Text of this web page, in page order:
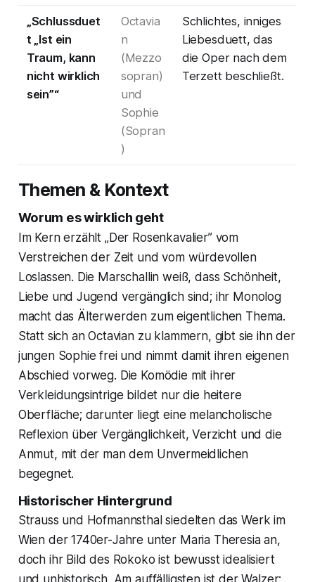
„Schlussduet
t „Ist ein
Traum, kann
nicht wirklich
sein”“
Octavia
n
(Mezzo
sopran)
und
Sophie
(Sopran
)
Schlichtes, inniges
Liebesduett, das
die Oper nach dem
Terzett beschließt.
Themen & Kontext
Worum es wirklich geht
Im Kern erzählt „Der Rosenkavalier” vom
Verstreichen der Zeit und vom würdevollen
Loslassen. Die Marschallin weiß, dass Schönheit,
Liebe und Jugend vergänglich sind; ihr Monolog
macht das Älterwerden zum eigentlichen Thema.
Statt sich an Octavian zu klammern, gibt sie ihn der
jungen Sophie frei und nimmt damit ihren eigenen
Abschied vorweg. Die Komödie mit ihrer
Verkleidungsintrige bildet nur die heitere
Oberfläche; darunter liegt eine melancholische
Reflexion über Vergänglichkeit, Verzicht und die
Anmut, mit der man dem Unvermeidlichen
begegnet.
Historischer Hintergrund
Strauss und Hofmannsthal siedelten das Werk im
Wien der 1740er-Jahre unter Maria Theresia an,
doch ihr Bild des Rokoko ist bewusst idealisiert